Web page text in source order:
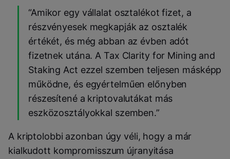
“Amikor egy vállalat osztalékot fizet, a
részvényesek megkapják az osztalék
értékét, és még abban az évben adót
fizetnek utána. A Tax Clarity for Mining and
Staking Act ezzel szemben teljesen másképp
működne, és egyértelműen előnyben
részesítené a kriptovalutákat más
eszközosztályokkal szemben.”
A kriptolobbi azonban úgy véli, hogy a már
kialkudott kompromisszum újranyitása